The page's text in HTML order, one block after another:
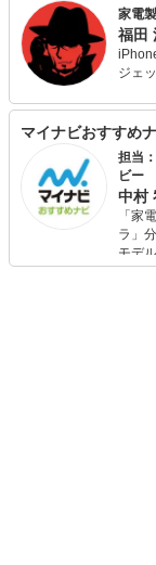
家電
福田
ジェ
冷蔵
れる
が好
き。
マイナビおすすめ
担当
ビー
中村
「家
ラ」
モデ
ムを